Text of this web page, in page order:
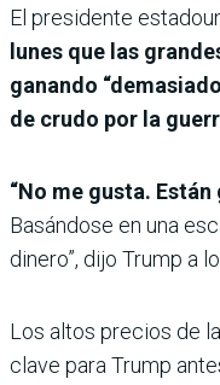
El presidente
lunes que las
ganando
de crudo por la
“No me gusta.
Basándose en una
dinero”, dijo Trump a
Los altos precios de
clave para Trump